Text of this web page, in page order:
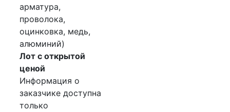
арматура,
проволока,
оцинковка, медь,
алюминий)
Лот с открытой
ценой
Информация о
заказчике доступна
только